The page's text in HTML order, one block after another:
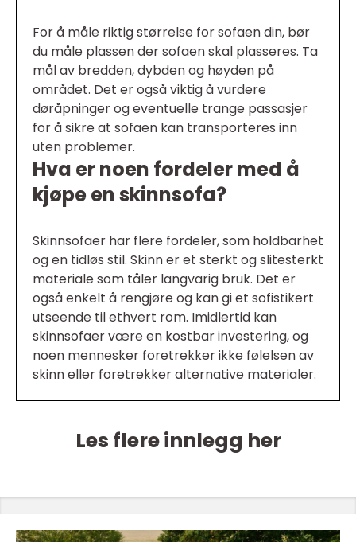
For å måle riktig størrelse for sofaen din, bør
du måle plassen der sofaen skal plasseres. Ta
mål av bredden, dybden og høyden på
området. Det er også viktig å vurdere
døråpninger og eventuelle trange passasjer
for å sikre at sofaen kan transporteres inn
uten problemer.
Hva er noen fordeler med å
kjøpe en skinnsofa?
Skinnsofaer har flere fordeler, som holdbarhet
og en tidløs stil. Skinn er et sterkt og slitesterkt
materiale som tåler langvarig bruk. Det er
også enkelt å rengjøre og kan gi et sofistikert
utseende til ethvert rom. Imidlertid kan
skinnsofaer være en kostbar investering, og
noen mennesker foretrekker ikke følelsen av
skinn eller foretrekker alternative materialer.
Les flere innlegg her